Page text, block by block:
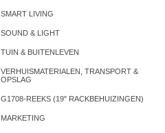
SMART LIVING
SOUND & LIGHT
TUIN & BUITENLEVEN
VERHUISMATERIALEN, TRANSPORT &
OPSLAG
G1708-REEKS (19" RACKBEHUIZINGEN)
MARKETING